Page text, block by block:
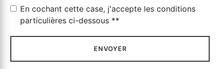
En cochant cette case, j'accepte les conditions
particulières ci-dessous **
ENVOYER